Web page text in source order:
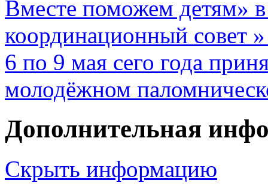
Вместе поможем детям»
координационный совет
6 по 9 мая сего года
молодёжном
Дополнительная
Скрыть информацию